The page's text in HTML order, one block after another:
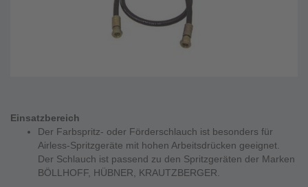
Einsatzbereich
Der Farbspritz- oder Förderschlauch ist besonders für
Airless-Spritzgeräte mit hohen Arbeitsdrücken geeignet.
Der Schlauch ist passend zu den Spritzgeräten der Marken
BÖLLHOFF, HÜBNER, KRAUTZBERGER.